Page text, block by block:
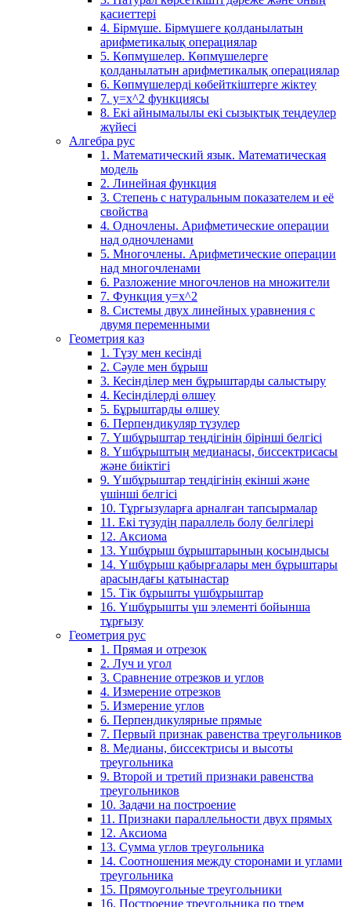
қасиеттері
4. Бірмүше. Бірмүшеге қолданылатын
арифметикалық операциялар
5. Көпмүшелер. Көпмүшелерге
қолданылатын арифметикалық операциялар
6. Көпмүшелерді көбейткіштерге жіктеу
7. у=х^2 функциясы
8. Екі айнымалылы екі сызықтық теңдеулер
жүйесі
Алгебра рус
1. Математический язык. Математическая
модель
2. Линейная функция
3. Степень с натуральным показателем и её
свойства
4. Одночлены. Арифметические операции
над одночленами
5. Многочлены. Арифметические операции
над многочленами
6. Разложение многочленов на множители
7. Функция y=x^2
8. Системы двух линейных уравнения с
двумя переменными
Геометрия каз
1. Түзу мен кесінді
2. Сәуле мен бұрыш
3. Кесінділер мен бұрыштарды салыстыру
4. Кесінділерді өлшеу
5. Бұрыштарды өлшеу
6. Перпендикуляр түзулер
7. Үшбұрыштар теңдігінің бірінші белгісі
8. Үшбұрыштың медианасы, биссектрисасы
және биіктігі
9. Үшбұрыштар теңдігінің екінші және
үшінші белгісі
10. Тұрғызуларға арналған тапсырмалар
11. Екі түзудің параллель болу белгілері
12. Аксиома
13. Үшбұрыш бұрыштарының қосындысы
14. Үшбұрыш қабырғалары мен бұрыштары
арасындағы қатынастар
15. Тік бұрышты үшбұрыштар
16. Үшбұрышты үш элементі бойынша
тұрғызу
Геометрия рус
1. Прямая и отрезок
2. Луч и угол
3. Сравнение отрезков и углов
4. Измерение отрезков
5. Измерение углов
6. Перпендикулярные прямые
7. Первый признак равенства треугольников
8. Медианы, биссектрисы и высоты
треугольника
9. Второй и третий признаки равенства
треугольников
10. Задачи на построение
11. Признаки параллельности двух прямых
12. Аксиома
13. Сумма углов треугольника
14. Соотношения между сторонами и углами
треугольника
15. Прямоугольные треугольники
16. Построение треугольника по трем